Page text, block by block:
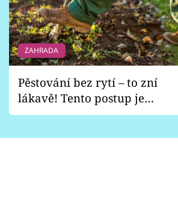
ZAHRADA
Pěstování bez rytí – to zní
lákavě! Tento postup je
vhodný jen pro některé